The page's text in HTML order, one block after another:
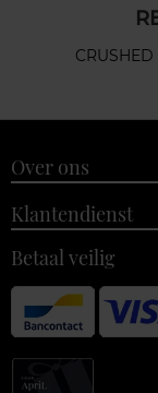
Over ons
Klantendienst
Betaal veilig